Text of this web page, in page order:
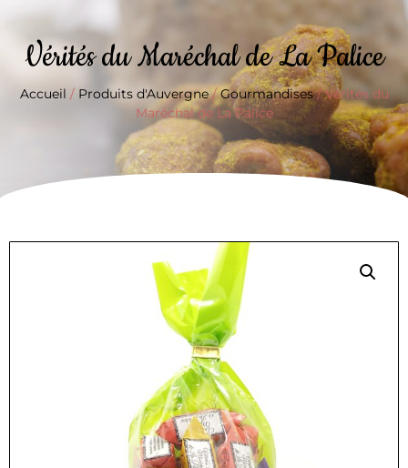
Vérités du Maréchal de La Palice
Accueil / Produits d'Auvergne/Gourmandises/ Vérités du
Maréchal de La Palice